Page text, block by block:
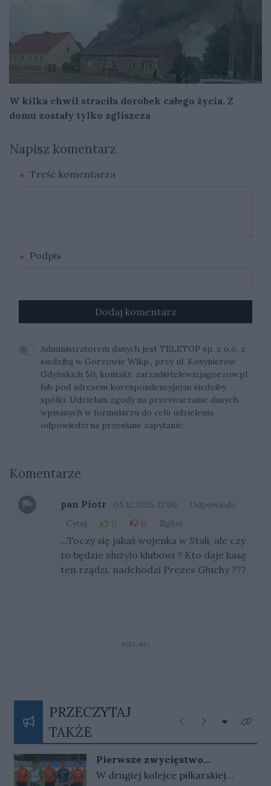
W kilka chwil straciła dorobek całego życia. Z
domu zostały tylko zgliszcza
Napisz komentarz
Treść komentarza
Podpis
Dodaj komentarz
Administratorem danych jest TELETOP sp. z o.o. z
siedzibą w Gorzowie Wlkp., przy ul. Kosynierów
Gdyńskich 50, kontakt: zarzad@telewizjagorzow.pl
lub pod adresem korespondencyjnym siedziby
spółki. Udzielam zgody na przetwarzanie danych
wpisanych w formularzu do celu udzielenia
odpowiedzi na przesłane zapytanie.
Komentarze
pan Piotr 05.12.2025 12:06
Odpowiedz
Cytuj
0 0 Zgłoś
...Toczy się jakaś wojenka w Stali, ale czy
to będzie służyło klubowi ? Kto daje kasę
ten rządzi, nadchodzi Prezes Głuchy ???
REKLAMA
PRZECZYTAJ
TAKŻE
Poprzednie
Następne
Rozwiń
Kliknij
Pierwsze zwycięstwo
gorzowskiej Warty
W drugiej kolejce piłkarskiej